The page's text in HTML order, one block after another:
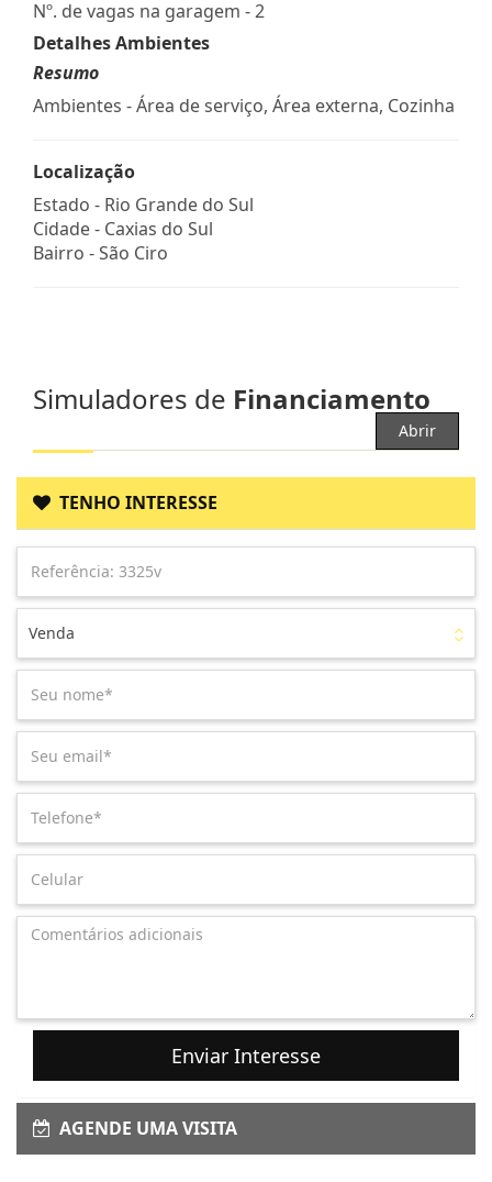
Nº. de vagas na garagem - 2
Detalhes Ambientes
Resumo
Ambientes - Área de serviço, Área externa, Cozinha
Localização
Estado - Rio Grande do Sul
Cidade - Caxias do Sul
Bairro -São Ciro
Simuladores de Financiamento
Abrir
TENHO INTERESSE
Venda
Enviar Interesse
AGENDE UMA VISITA